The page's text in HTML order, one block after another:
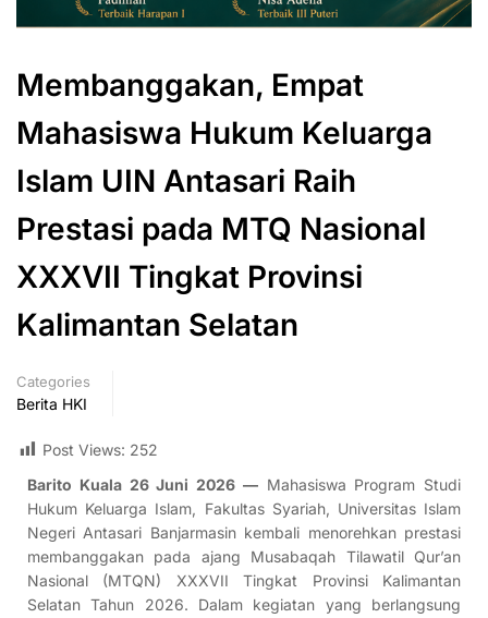
Membanggakan, Empat
Mahasiswa Hukum Keluarga
Islam UIN Antasari Raih
Prestasi pada MTQ Nasional
XXXVII Tingkat Provinsi
Kalimantan Selatan
Categories
Berita HKI
Post Views: 252
Barito Kuala 26 Juni 2026 —Mahasiswa Program Studi
Hukum Keluarga Islam, Fakultas Syariah, Universitas Islam
Negeri Antasari Banjarmasin kembali menorehkan prestasi
membanggakan pada ajang Musabaqah Tilawatil Qur’an
Nasional (MTQN) XXXVII Tingkat Provinsi Kalimantan
Selatan Tahun 2026. Dalam kegiatan yang berlangsung